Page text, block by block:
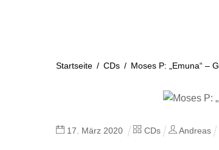
Startseite / CDs / Moses P: „Emuna“ –
17 März 2020 CDs Andreas